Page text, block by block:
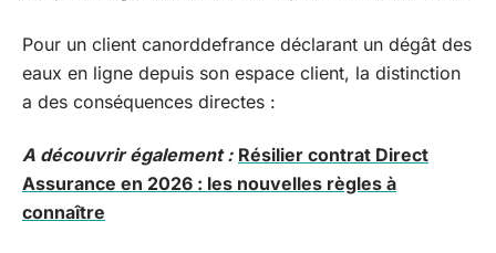
Pour un client canorddefrance déclarant un dégât des
eaux en ligne depuis son espace client, la distinction
a des conséquences directes :
A découvrir également : Résilier contrat Direct
Assurance en 2026 : les nouvelles règles à
connaître